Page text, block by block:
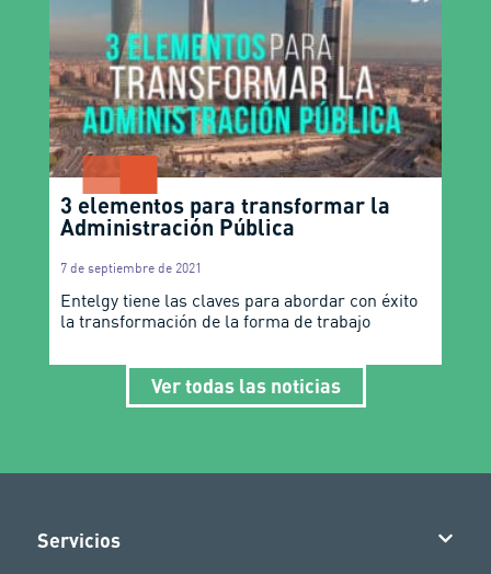
3 elementos para transformar la
Administración Pública
7 de septiembre de 2021
Entelgy tiene las claves para abordar con éxito
la transformación de la forma de trabajo
Ver todas las noticias
Servicios